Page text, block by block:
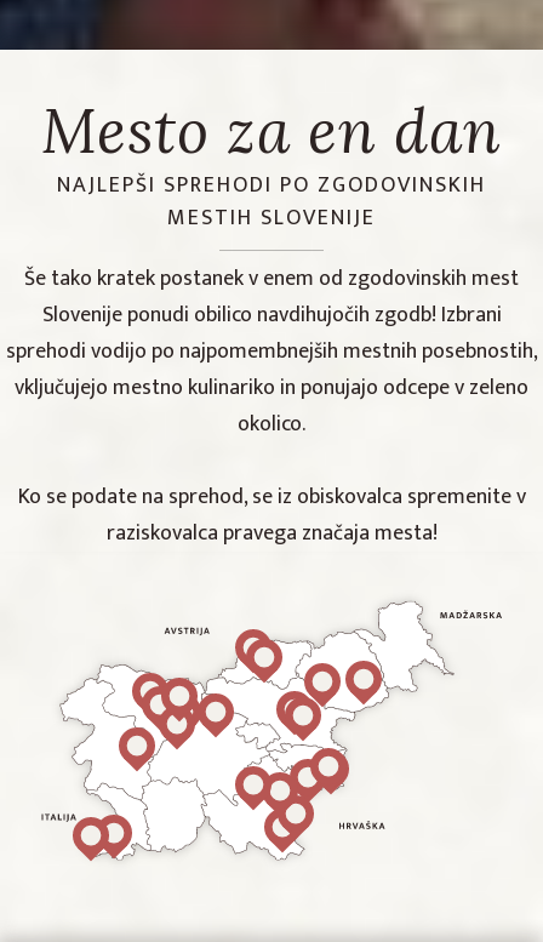
Mesto za en dan
NAJLEPŠI SPREHODI PO ZGODOVINSKIH
MESTIH SLOVENIJE
Še tako kratek postanek v enem od zgodovinskih mest
Slovenije ponudi obilico navdihujočih zgodb! Izbrani
sprehodi vodijo po najpomembnejših mestnih posebnostih,
vključujejo mestno kulinariko in ponujajo odcepe v zeleno
okolico.
Ko se podate na sprehod, se iz obiskovalca spremenite v
raziskovalca pravega značaja mesta!